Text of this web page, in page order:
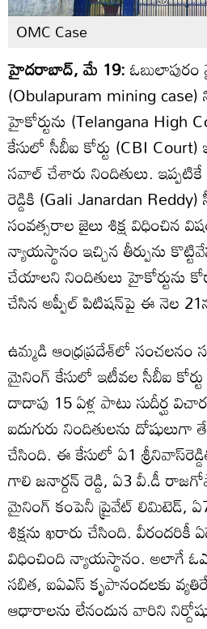
OMC Case
హైదరాబాద్, మే 19:
(Obulapuram mining
హైకోర్టును (Telangana
కేసులో సీబీఐ కోర్టు (CBI
సవాల్ చేశారు నిందితులు.
రెడ్డికి (Gali Janardan Reddy)
సంవత్సరాల జైలు శిక్ష విధించిన
న్యాయస్థానం ఇచ్చిన తీర్పును
చేయాలని నిందితులు హైకోర్టును
చేసిన అప్పీల్ పిటిషన్‌పై ఈ నెల
ఉమ్మడి ఆంధ్రప్రదేశ్‌లో సంచలనం
మైనింగ్ కేసులో ఇటీవల సీబీఐ
దాదాపు 15 ఏళ్ల పాటు సుదీర్ఘ
ఐదుగురు నిందితులను దోషులుగా
చేసింది. ఈ కేసులో ఏ1
గాలి జనార్దన్‌ రెడ్డి, ఏ3 వీ.డీ
మైనింగ్ కంపెనీ ప్రైవేట్ లిమిటెడ్,
శిక్షను ఖరారు చేసింది. వీరందరికీ
విధించింది న్యాయస్థానం. అలాగే
సబిత, ఐఏఎస్ కృపానందలకు
ఆధారాలను లేనందున వారిని